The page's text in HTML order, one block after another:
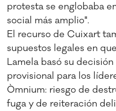
protesta se englobaba
social más amplio".
El recurso de Cuixart
supuestos legales en
Lamela basó su
provisional para los
Òmnium: riesgo de
fuga y de reiteración